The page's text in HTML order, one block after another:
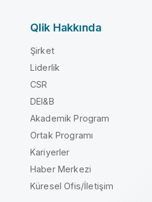
Qlik Hakkında
Şirket
Liderlik
CSR
DEI&B
Akademik Program
Ortak Programı
Kariyerler
Haber Merkezi
Küresel Ofis/İletişim